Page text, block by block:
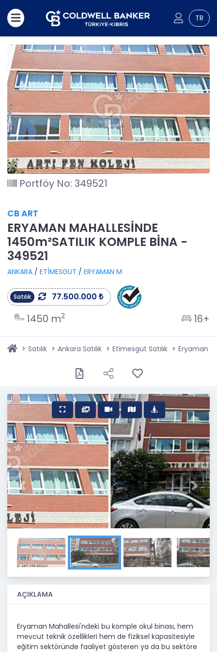
TR
Portföy No: 349521
CB ART
ERYAMAN MAHALLESİNDE
1450m²SATILIK KOMPLE BİNA -
349521
ANKARA / ETİMESGUT / ERYAMAN M
Satılık 77.500.000 ₺
1450 m2 16+
Satılık Ankara Satılık Etimesgut Satılık Eryaman
Previous Next
AÇIKLAMA
Eryaman Mahallesi'ndeki bu komple okul binası, hem
mevcut teknik özellikleri hem de fiziksel kapasitesiyle
eğitim sektöründe faaliyet gösteren ya da bu sektöre